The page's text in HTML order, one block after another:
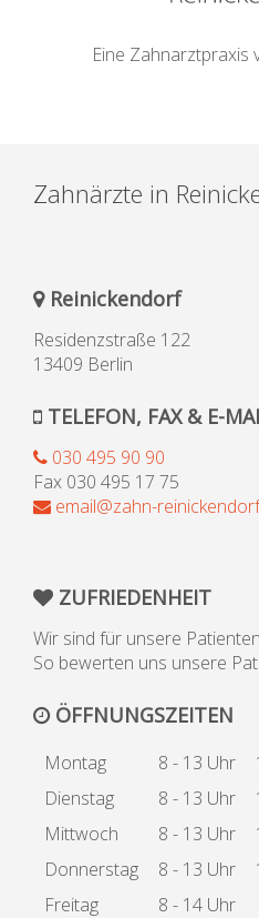
Eine Zahnarztpraxis
Zahnärzte in
Reinickendorf
Residenzstraße 122
13409 Berlin
TELEFON, FAX & E-
030 495 90 90
Fax 030 495 17 75
email@zahn-
ZUFRIEDENHEIT
Wir sind für unsere
So bewerten uns unsere
ÖFFNUNGSZEITEN
Montag 8 - 13 Uhr
Dienstag
8 - 13 Uhr
Mittwoch
8 - 13 Uhr
Donnerstag
8 - 13 Uhr
Freitag
8 - 14 Uhr